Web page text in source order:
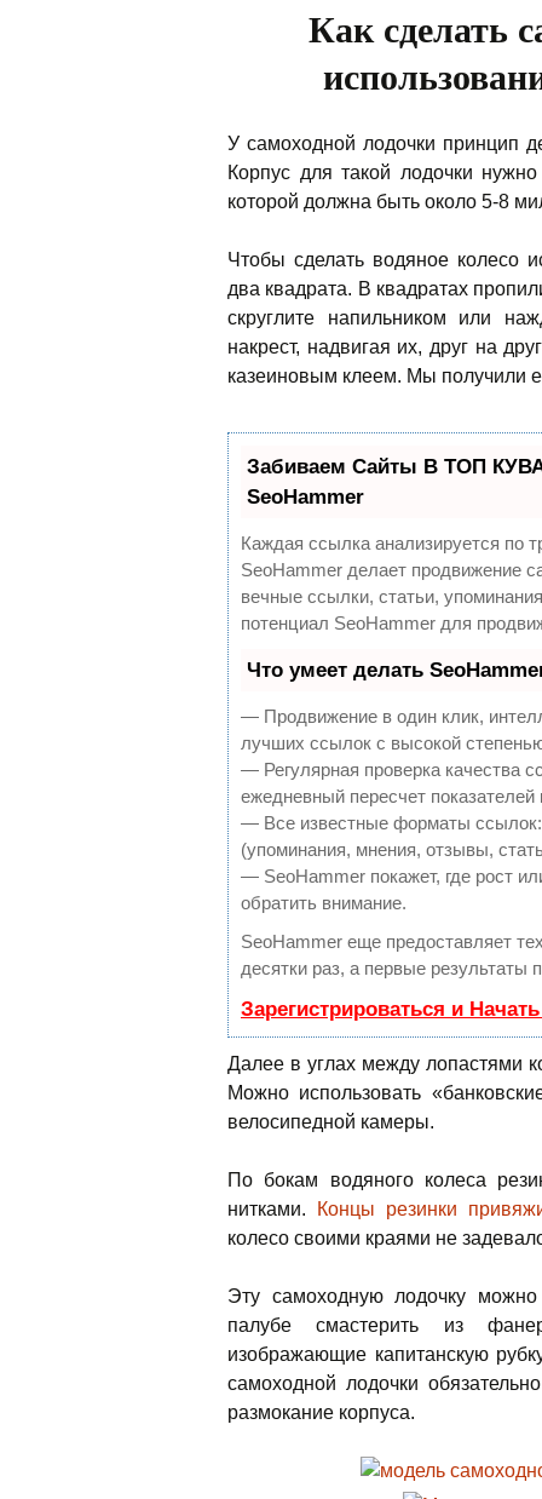
Как сделать
У самоходной лодочки принцип
Корпус для такой лодочки
которой должна быть около 5-8
Чтобы сделать водяное колесо
два квадрата. В квадратах
скруглите напильником или
накрест, надвигая их, друг на
казеиновым клеем. Мы получили
Забиваем Сайты В ТОП
SeoHammer
Каждая ссылка анализируется по
SeoHammer делает продвижение
вечные ссылки, статьи,
потенциал SeoHammer для
Что умеет делать
— Продвижение в один клик,
лучших ссылок с высокой
— Регулярная проверка качества
ежедневный пересчет показателей
— Все известные форматы
(упоминания, мнения, отзывы,
— SeoHammer покажет, где рост
обратить внимание.
SeoHammer еще предоставляет
десятки раз, а первые результаты
Зарегистрироваться и
Далее в углах между лопастями
Можно использовать
велосипедной камеры.
По бокам водяного колеса
нитками.
Концы резинки
колесо своими краями не
Эту самоходную лодочку
палубе смастерить из
изображающие капитанскую
самоходной лодочки
размокание корпуса.